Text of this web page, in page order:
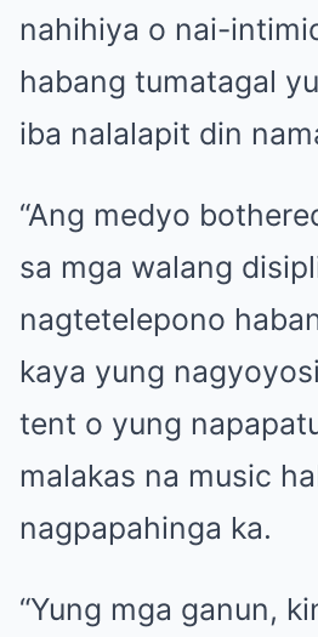
nahihiya o nai-
habang tumatagal
iba nalalapit din
“Ang medyo
sa mga walang
nagtetelepono
kaya yung
tent o yung
malakas na music
nagpapahinga ka.
“Yung mga ganun,